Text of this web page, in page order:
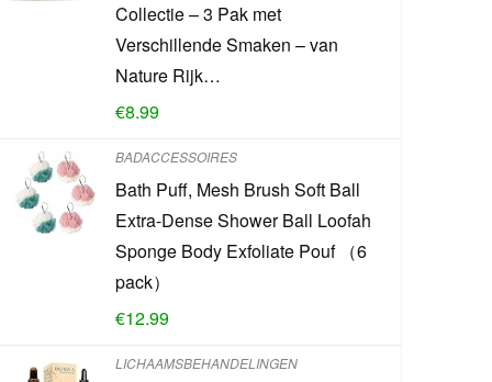
Collectie – 3 Pak met
Verschillende Smaken – van
Nature Rijk…
€8.99
BADACCESSOIRES
Bath Puff, Mesh Brush Soft Ball
Extra-Dense Shower Ball Loofah
Sponge Body Exfoliate Pouf （6
pack）
€12.99
LICHAAMSBEHANDELINGEN